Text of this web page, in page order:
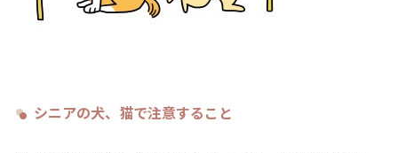
シニアの犬、猫で注意すること